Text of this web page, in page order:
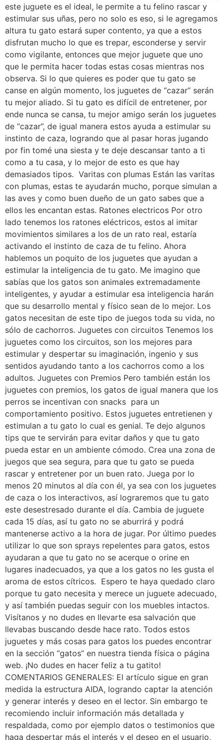
este juguete es el ideal, le permite a tu felino rascar y
estimular sus uñas, pero no solo es eso, si le agregamos
altura tu gato estará super contento, ya que a estos
disfrutan mucho lo que es trepar, esconderse y servir
como vigilante, entonces que mejor juguete que uno
que le permita hacer todas estas cosas mientras nos
observa. Si lo que quieres es poder que tu gato se
canse en algún momento, los juguetes de “cazar” serán
tu mejor aliado. Si tu gato es difícil de entretener, por
ende nunca se cansa, tu mejor amigo serán los juguetes
de “cazar”, de igual manera estos ayuda a estimular su
instinto de caza, logrando que al pasar horas jugando
por fin tomé una siesta y te deje descansar tanto a ti
como a tu casa, y lo mejor de esto es que hay
demasiados tipos. Varitas con plumas Están las varitas
con plumas, estas te ayudarán mucho, porque simulan a
las aves y como buen dueño de un gato sabes que a
ellos les encantan estas. Ratones electricos Por otro
lado tenemos los ratones eléctricos, estos al imitar
movimientos similares a los de un rato real, estaría
activando el instinto de caza de tu felino. Ahora
hablemos un poquito de los juguetes que ayudan a
estimular la inteligencia de tu gato. Me imagino que
sabías que los gatos son animales extremadamente
inteligentes, y ayudar a estimular esa inteligencia harán
que su desarrollo mental y físico sean de lo mejor. Los
gatos necesitan de este tipo de juegos toda su vida, no
sólo de cachorros. Juguetes con circuitos Tenemos los
juguetes como los circuitos, son los mejores para
estimular y despertar su imaginación, ingenio y sus
sentidos ayudando tanto a los cachorros como a los
adultos. Juguetes con Premios Pero también están los
juguetes con premios, los gatos de igual manera que los
perros se incentivan con snacks para un
comportamiento positivo. Estos juguetes entretienen y
estimulan a tu gato lo cual es genial. Te dejo algunos
tips que te servirán para evitar daños y que tu gato
pueda estar en un ambiente cómodo. Crea una zona de
juegos que sea segura, para que tu gato se pueda
rascar y entretener por un buen rato. Juega por lo
menos 20 minutos al día con él, ya sea con los juguetes
de caza o los interactivos, así lograremos que tu gato
este desestresado durante el día. Cambia de juguete
cada 15 días, así tu gato no se aburrirá y podrá
mantenerse activo a la hora de jugar. Por último puedes
utilizar lo que son sprays repelentes para gatos, estos
ayudaran a que tu gato no se acerque o orine en
lugares inadecuados, ya que a los gatos no les gusta el
aroma de estos cítricos. Espero te haya quedado claro
porque tu gato necesita y merece un juguete adecuado,
y así también puedas seguir con los muebles intactos.
Visítanos y no dudes en llevarte esa salvación que
llevabas buscando desde hace rato. Todos estos
juguetes y más cosas para gatos los puedes encontrar
en la sección “gatos” en nuestra tienda física o página
web. ¡No dudes en hacer feliz a tu gatito!
COMENTARIOS GENERALES: El artículo sigue en gran
medida la estructura AIDA, logrando captar la atención
y generar interés y deseo en el lector. Sin embargo te
recomiendo incluir información más detallada y
respaldada, como por ejemplo datos o testimonios que
haga despertar más el interés y el deseo en el usuario,